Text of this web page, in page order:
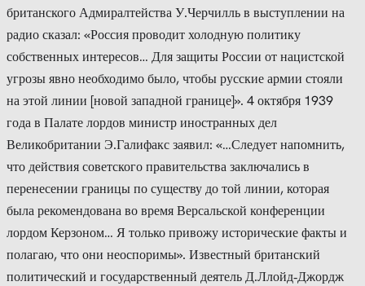
британского Адмиралтейства У.Черчилль в выступлении на
радио сказал: «Россия проводит холодную политику
собственных интересов… Для защиты России от нацистской
угрозы явно необходимо было, чтобы русские армии стояли
на этой линии [новой западной границе]». 4 октября 1939
года в Палате лордов министр иностранных дел
Великобритании Э.Галифакс заявил: «…Следует напомнить,
что действия советского правительства заключались в
перенесении границы по существу до той линии, которая
была рекомендована во время Версальской конференции
лордом Керзоном… Я только привожу исторические факты и
полагаю, что они неоспоримы». Известный британский
политический и государственный деятель Д.Ллойд‑Джордж